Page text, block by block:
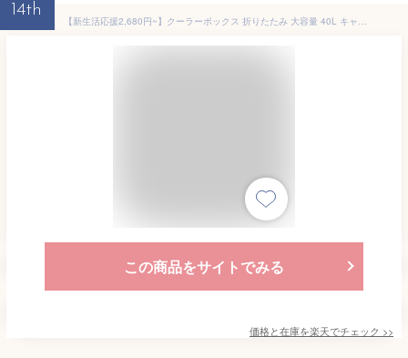
14th
【新生活応援2,680円~】クーラーボックス 折りたたみ 大容量 40L キャスター付き 小型 おしゃれ クーラーバッグ ソフトクーラーボックス 保冷バッグ 冷蔵ボックス 保冷バック 買い物カート キャリー かわいい コンパクト お花見 キャンプ 防災
この商品をサイトでみる
価格と在庫を楽天でチェック >>